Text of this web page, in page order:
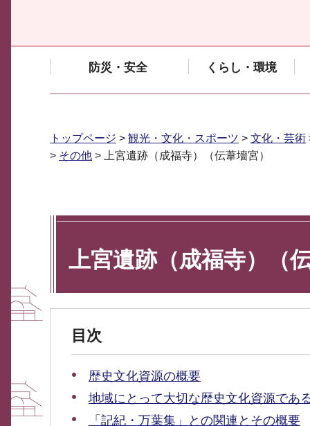
防災・安全 くらし・環境
トップページ > 観光・文化・スポーツ > 文化・芸術
> その他 > 上宮遺跡（成福寺）（伝葦墻宮）
上宮遺跡（成福寺）（
目次
歴史文化資源の概要
地域にとって大切な歴史文化資源であ
「記紀・万葉集」との関連とその概要